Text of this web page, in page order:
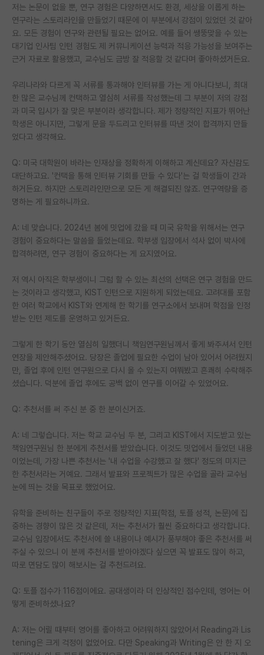
저는 논문이 없을 뿐, 연구 경험은 다양하면서도 환경, 세상을 이롭게 하는
연구라는 스토리라인을 만들었기 때문에 이 부분에서 강점이 있었던 것 같아
요. 모든 경험이 연구와 관련될 필요는 없어요. 예를 들어 쌩뚱맞을 수 있는
대기업 인사팀 인턴 경험도 제 커뮤니케이션 능력과 적응 가능성을 보여주는
근거 자료로 활용했고, 교수님도 금방 잘 적응할 것 같다며 좋아하셨거든요.
우리나라와 다르게 꼭 서류를 통과해야 인터뷰를 가는 게 아니다보니, 최대
한 많은 교수님께 컨택하고 열심히 서류를 작성했는데 그 부분이 저의 강점
과 미국 입시가 잘 맞은 부분이라 생각합니다. 제가 정량적인 지표가 뛰어난
학생은 아니지만, 그렇게 문을 두드리고 인터뷰를 따낸 것이 합격까지 만들
었다고 생각해요.
Q: 미국 대학원이 바라는 인재상을 정확하게 이해하고 계신데요? 자신감도
대단하고요. '컨택을 통해 인터뷰 기회를 만들 수 있다'는 걸 학생들이 간과
하거든요. 하지만 스토리라인만으로 모든 게 해결되진 않죠. 연구역량을 증
명하는 게 필요하니까요.
A: 네 맞습니다. 2024년 봄에 밋업에 갔을 때 미국 유학을 위해서는 연구
경험이 중요하다는 말씀을 들었는데요. 학부생 입장에서 석사 없이 박사에
합격하려면, 연구 경험이 중요하다는 게 요지였어요.
저 역시 아직은 학부생이니 그럼 할 수 있는 최선의 선택은 연구 경험을 만드
는 것이라고 생각했고, KIST 인턴으로 지원하게 되었는데요. 고려대를 포함
한 여러 학교에서 KIST와 연계해 한 학기를 연구소에서 보내며 학점을 인정
받는 인턴 제도를 운영하고 있거든요.
그렇게 한 학기 동안 열심히 일했더니 책임연구원님께서 좋게 봐주셔서 인턴
연장을 제안해주셨어요. 당장은 졸업에 필요한 수업이 남아 있어서 어려웠지
만, 졸업 후에 인턴 연구원으로 다시 올 수 있는지 여쭤봤고 흔쾌히 수락해주
셨습니다. 덕분에 졸업 후에도 공백 없이 연구를 이어갈 수 있었어요.
Q: 추천서를 써 주신 분 중 한 분이신거죠.
A: 네 그렇습니다. 저는 학교 교수님 두 분, 그리고 KIST에서 지도받고 있는
책임연구원님 한 분에게 추천서를 받았습니다. 이것도 밋업에서 들었던 내용
이었는데, 가장 나쁜 추천서는 '내 수업을 수강했고 잘 했다' 정도의 미지근
한 추천서라는 거예요. 그래서 발표와 프로젝트가 많은 수업을 골라 교수님
눈에 띄는 것을 목표로 했었어요.
유학을 준비하는 친구들이 주로 정량적인 지표(학점, 토플 성적, 논문)에 집
중하는 경향이 많은 것 같은데, 저는 추천서가 훨씬 중요하다고 생각합니다.
교수님 입장에서도 추천서에 쓸 내용이나 예시가 풍부해야 좋은 추천서를 써
주실 수 있으니 이 분께 추천서를 받아야겠다 싶으면 꼭 발표도 많이 하고,
따로 면담도 많이 해보시는 걸 추천드려요.
Q: 토플 점수가 116점이에요. 공대생이라 더 인상적인 점수인데, 영어는 어
떻게 준비하셨나요?
A: 저는 어릴 때부터 영어를 좋아하고 어려워하지 않았어서 Reading과 Lis
tening은 크게 걱정이 없었어요. 다만 Speaking과 Writing은 안 한 지 오